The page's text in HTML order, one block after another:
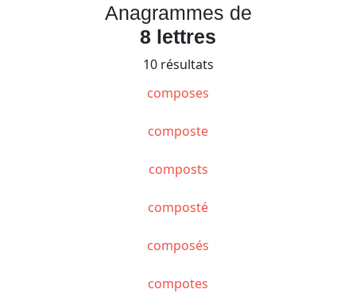
Anagrammes de
8 lettres
10 résultats
composes
composte
composts
composté
composés
compotes